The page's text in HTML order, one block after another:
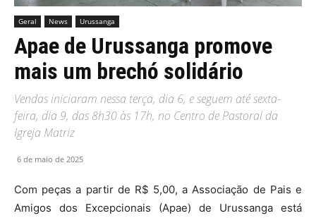
Geral News Urussanga
Apae de Urussanga promove
mais um brechó solidário
Vendas iniciaram nessa terça, dia 6, e seguem até sexta-
feira, dia 9, das 8h30 às 17h, no Centro de Pastoral da
Igreja Matriz
6 de maio de 2025
Com peças a partir de R$ 5,00, a Associação de Pais e
Amigos dos Excepcionais (Apae) de Urussanga está